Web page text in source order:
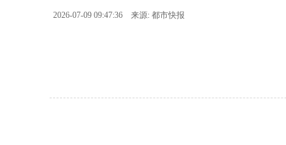
2026-07-09 09:47:36 来源: 都市快报